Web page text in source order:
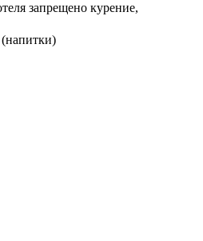
запрещено курение,